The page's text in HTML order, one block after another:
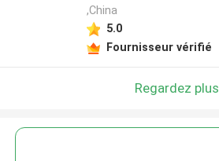
,China
5.0
Fournisseur vérifié
Regardez plus